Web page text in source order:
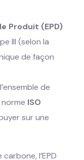
Produit (EPD)
III (selon la
de façon
de
ISO
sur une
l’EPD